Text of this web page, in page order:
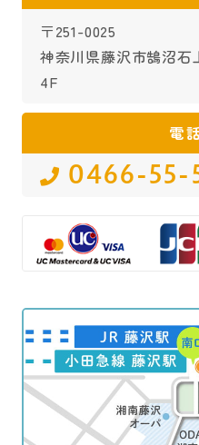
〒251-0025
神奈川県藤沢市鵠沼石
4F
電
0466-55-